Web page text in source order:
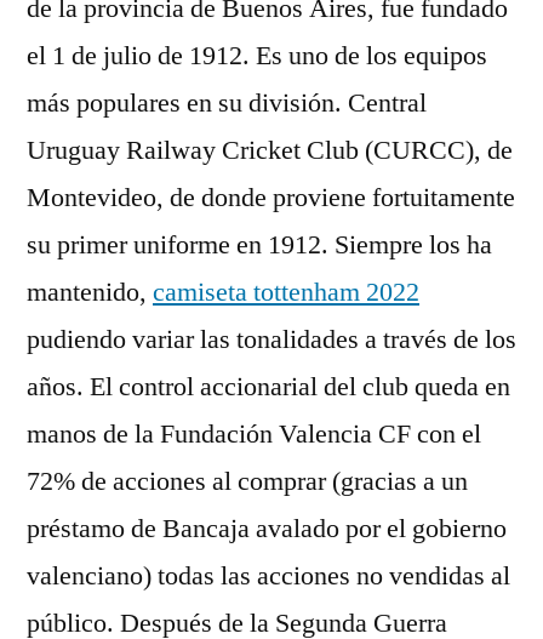
de la provincia de Buenos Aires, fue fundado
el 1 de julio de 1912. Es uno de los equipos
más populares en su división. Central
Uruguay Railway Cricket Club (CURCC), de
Montevideo, de donde proviene fortuitamente
su primer uniforme en 1912. Siempre los ha
mantenido, camiseta tottenham 2022
pudiendo variar las tonalidades a través de los
años. El control accionarial del club queda en
manos de la Fundación Valencia CF con el
72% de acciones al comprar (gracias a un
préstamo de Bancaja avalado por el gobierno
valenciano) todas las acciones no vendidas al
público. Después de la Segunda Guerra